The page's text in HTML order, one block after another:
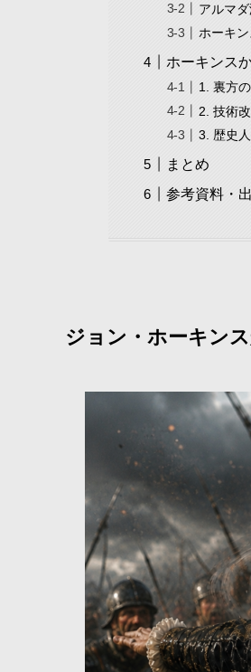
アルマ
ホーキ
ホーキンス
1. 裏方
2. 技術
3. 歴史
まとめ
参考資料・
ジョン・ホーキン